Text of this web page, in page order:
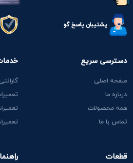
پشتیبان پاسخ گو
دسترسی سریع
صفحه اصلی
درباره ما
همه محصولات
تماس با ما
قطعات